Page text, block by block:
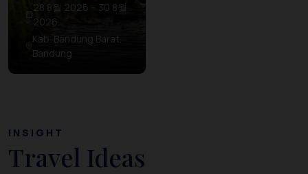
28 8월 2026 – 30 8월
2026
Kab. Bandung Barat,
Bandung
INSIGHT
Travel Ideas